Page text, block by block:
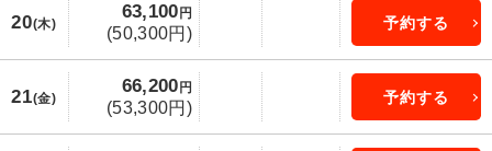
20(木)
63,100 円
(50,300円)
予約する
21(金)
66,200 円
(53,300円)
予約する